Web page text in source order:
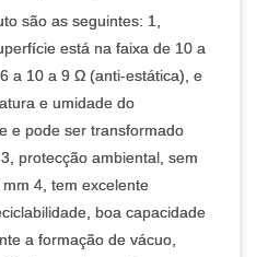
são as seguintes: 1,
está na faixa de 10 a
a 10 a 9 Ω (anti-estática), e
e umidade do
e pode ser transformado
protecção ambiental, sem
4, tem excelente
boa capacidade
a formação de vácuo,